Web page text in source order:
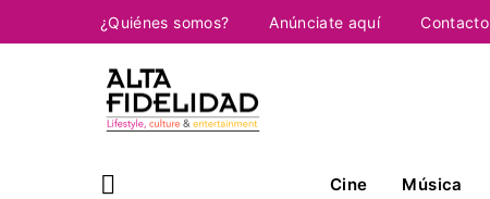
¿Quiénes somos? Anúnciate aquí Contacto
Cine Música